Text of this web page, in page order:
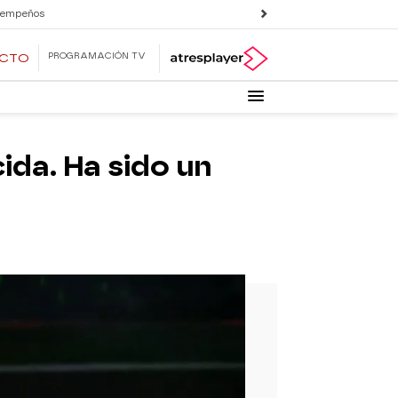
PROGRAMACIÓN TV
Ha sido un